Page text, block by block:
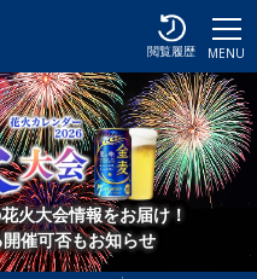
MENU
閲覧履歴
火大会情報をお届け！
催可否もお知らせ